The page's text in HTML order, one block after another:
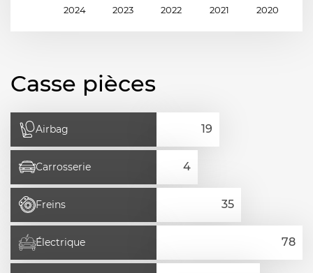
2024 2023 2022 2021 2020
Casse pièces
Airbag
Carrosserie
Freins
Électrique